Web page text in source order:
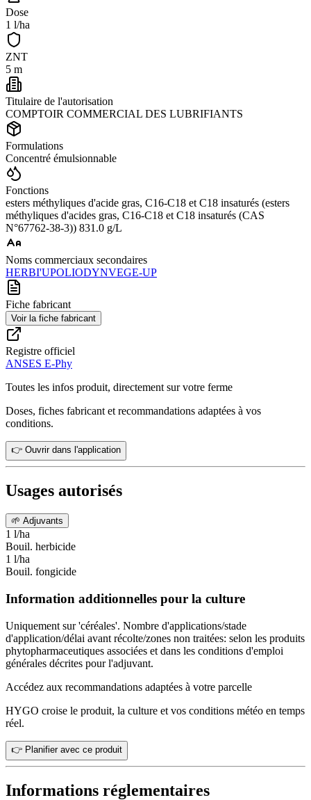
Dose
1 l/ha
ZNT
5 m
Titulaire de l'autorisation
COMPTOIR COMMERCIAL DES LUBRIFIANTS
Formulations
Concentré émulsionnable
Fonctions
esters méthyliques d'acide gras, C16-C18 et C18 insaturés (esters
méthyliques d'acides gras, C16-C18 et C18 insaturés (CAS
N°67762-38-3)) 831.0 g/L
Noms commerciaux secondaires
HERBI'UPOLIODYNVEGE-UP
Fiche fabricant
Voir la fiche fabricant
Registre officiel
ANSES E-Phy
Toutes les infos produit, directement sur votre ferme
Doses, fiches fabricant et recommandations adaptées à vos
conditions.
👉 Ouvrir dans l'application
Usages autorisés
🌱 Adjuvants
1 l/ha
Bouil. herbicide
1 l/ha
Bouil. fongicide
Information additionnelles pour la culture
Uniquement sur 'céréales'. Nombre d'applications/stade
d'application/délai avant récolte/zones non traitées: selon les produits
phytopharmaceutiques associées et dans les conditions d'emploi
générales décrites pour l'adjuvant.
Accédez aux recommandations adaptées à votre parcelle
HYGO croise le produit, la culture et vos conditions météo en temps
réel.
👉 Planifier avec ce produit
Informations réglementaires